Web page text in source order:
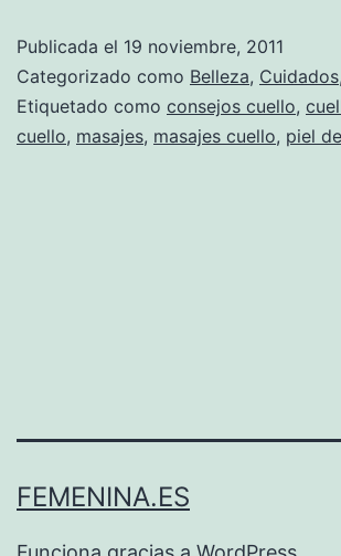
Publicada el 19 noviembre, 2011
Categorizado como Belleza, Cuidados,
Etiquetado como consejos cuello,
cuello, masajes, masajes cuello, piel
FEMENINA.ES